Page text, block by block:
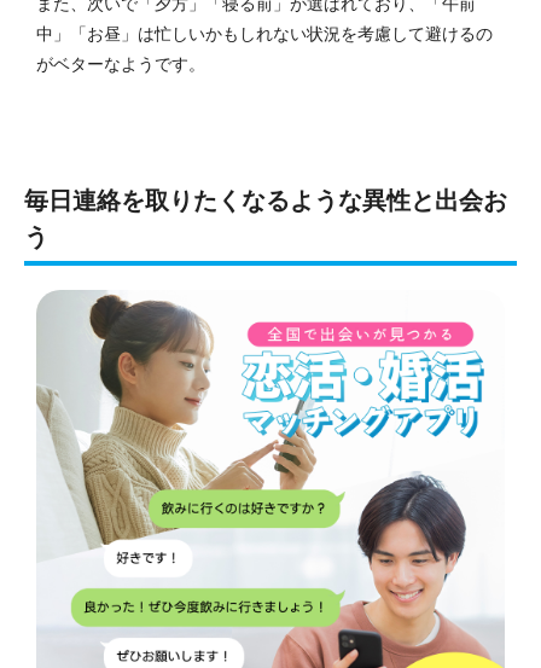
また、次いで「夕方」「寝る前」が選ばれており、「午前
中」「お昼」は忙しいかもしれない状況を考慮して避けるの
がベターなようです。
毎日連絡を取りたくなるような異性と出会お
う